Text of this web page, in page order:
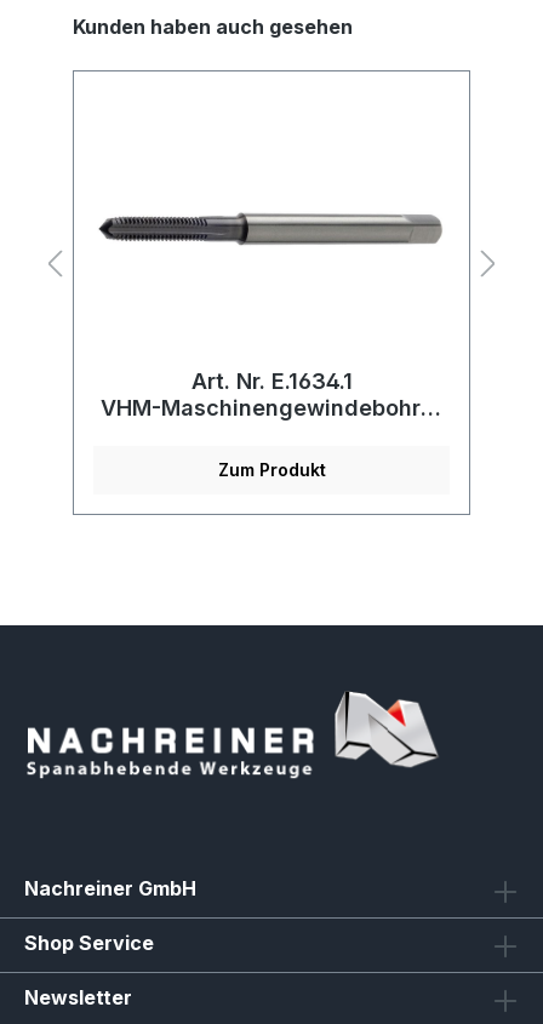
Kunden haben auch gesehen
Art. Nr. E.1634.1
VHM-Maschinengewindebohrer
Zum Produkt
Nachreiner GmbH
Shop Service
Newsletter